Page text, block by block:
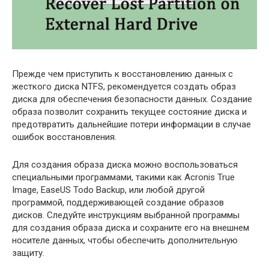
Прежде чем приступить к восстановлению данных с
жесткого диска NTFS, рекомендуется создать образ
диска для обеспечения безопасности данных. Создание
образа позволит сохранить текущее состояние диска и
предотвратить дальнейшие потери информации в случае
ошибок восстановления.
Для создания образа диска можно воспользоваться
специальными программами, такими как Acronis True
Image, EaseUS Todo Backup, или любой другой
программой, поддерживающей создание образов
дисков. Следуйте инструкциям выбранной программы
для создания образа диска и сохраните его на внешнем
носителе данных, чтобы обеспечить дополнительную
защиту.